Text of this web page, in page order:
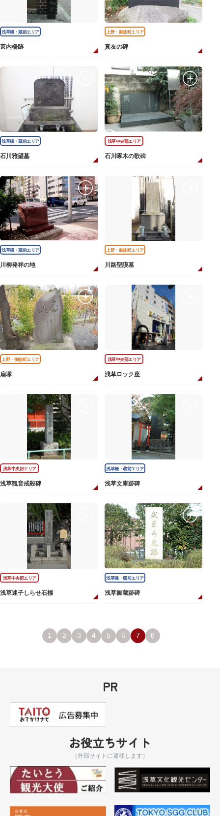
浅草橋・蔵前エリア
甚内橋跡
上野・御徒町エリア
真友の碑
浅草橋・蔵前エリア
石川雅望墓
浅草中央部エリア
石川啄木の歌碑
浅草橋・蔵前エリア
川柳発祥の地
上野・御徒町エリア
川路聖謨墓
上野・御徒町エリア
扇塚
浅草中央部エリア
浅草ロック座
浅草中央部エリア
浅草観音戒殺碑
浅草橋・蔵前エリア
浅草文庫跡碑
浅草中央部エリア
浅草迷子しらせ石標
浅草橋・蔵前エリア
浅草御蔵跡碑
1 2 3 4 5 6 7 8
PR
お役立ちサイト
（外部サイトに遷移します）